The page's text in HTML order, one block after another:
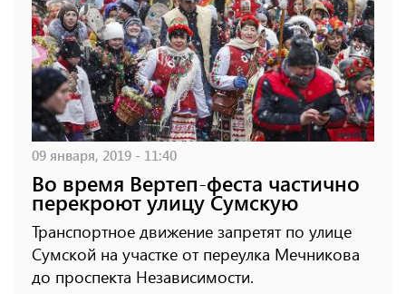
09 января, 2019 - 11:40
Во время Вертеп-феста частично
перекроют улицу Сумскую
Транспортное движение запретят по улице
Сумской на участке от переулка Мечникова
до проспекта Независимости.